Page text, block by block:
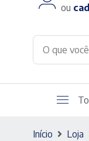
ou
Início Loja